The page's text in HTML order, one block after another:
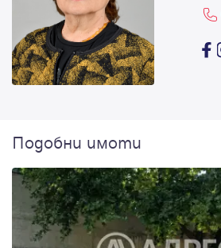
Подобни имоти